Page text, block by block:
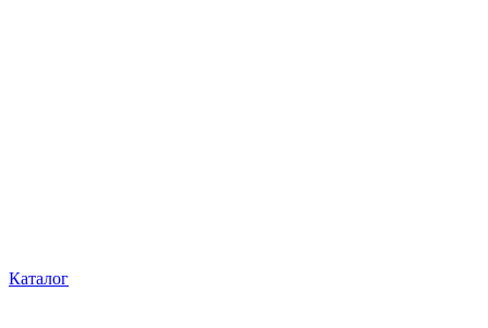
Каталог